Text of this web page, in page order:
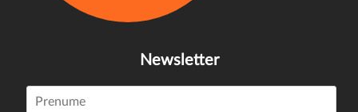
Newsletter